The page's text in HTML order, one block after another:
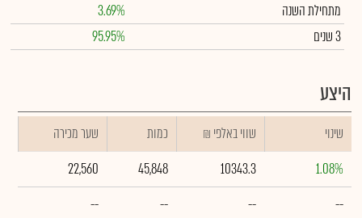
מתחילת השנה
3.69%
3 שנים
95.95%
היצע
שינוי ₪ שווי באלפי כמות
שער מכירה
1.08%
10343.3
45,848
22,560
--
--
--
--